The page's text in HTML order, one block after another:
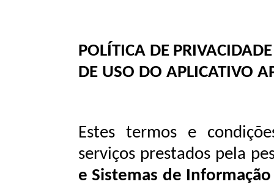
POLÍTICA DE PRIVACIDADE
DE USO DO APLICATIVO
Estes termos e
serviços prestados pela
e Sistemas de